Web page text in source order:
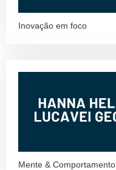
Inovação em foco
Mente & Comportamento